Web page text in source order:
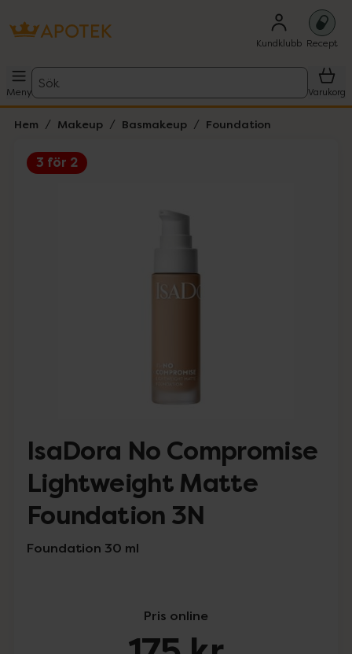
Kundklubb Recept
Meny
Sök
Varukorg
Hem Makeup Basmakeup Foundation
3 för 2
IsaDora No Compromise
Lightweight Matte
Foundation 3N
Foundation 30 ml
Pris online